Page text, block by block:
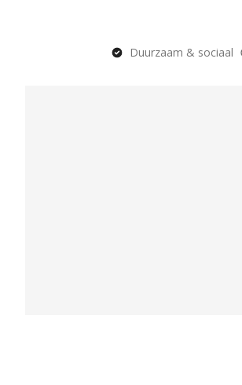
Duurzaam & sociaal